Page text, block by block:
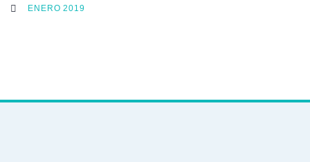
ENERO 2019